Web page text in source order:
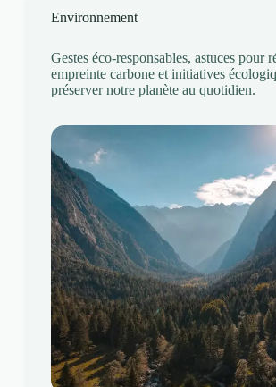
Environnement
Gestes éco-responsables, astuces pour
empreinte carbone et initiatives
préserver notre planète au quotidien.